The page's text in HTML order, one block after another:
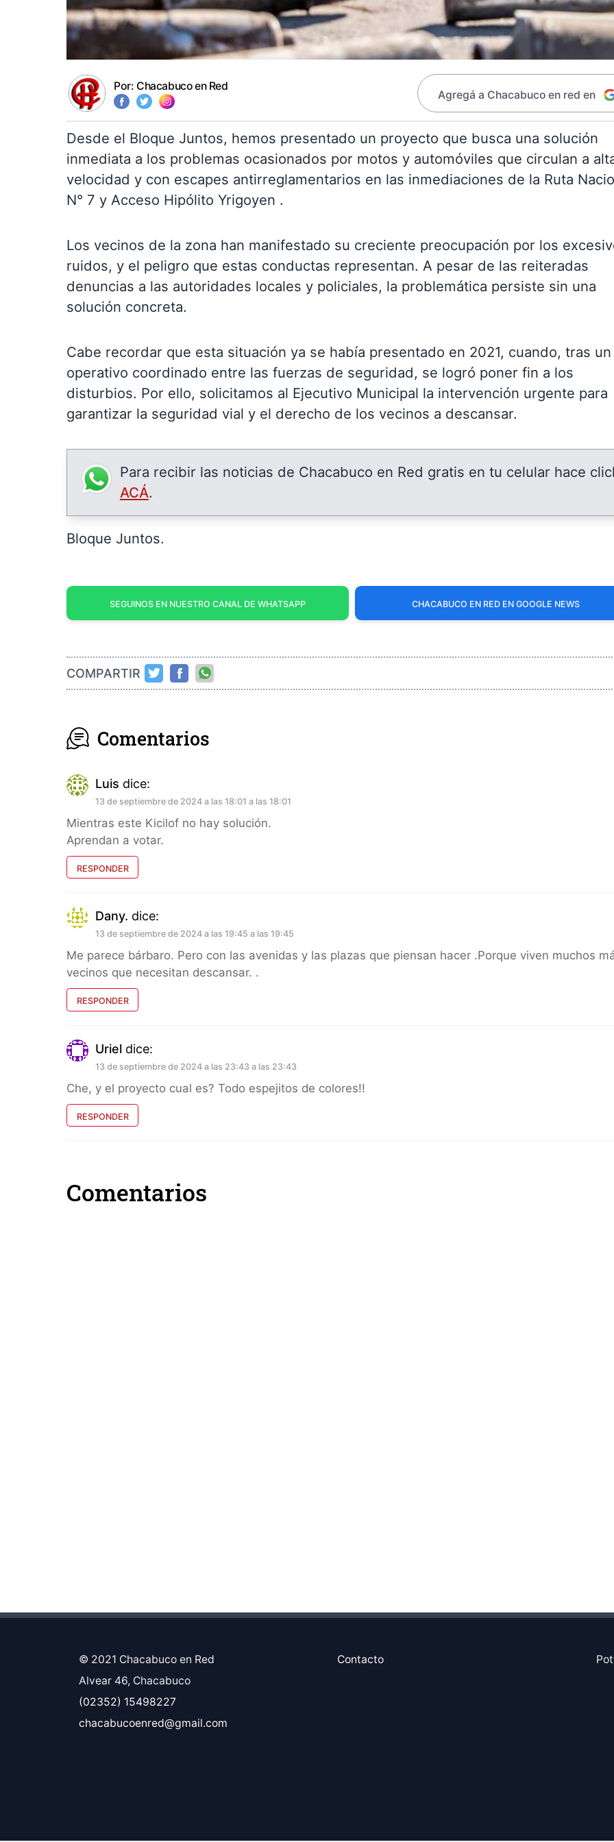
Por: Chacabuco en Red
Agregá a Chacabuco en red en
Desde el Bloque Juntos, hemos presentado un proyecto que busca una solución
inmediata a los problemas ocasionados por motos y automóviles que circulan a
velocidad y con escapes antirreglamentarios en las inmediaciones de la Ruta
N° 7 y Acceso Hipólito Yrigoyen .
Los vecinos de la zona han manifestado su creciente preocupación por los
ruidos, y el peligro que estas conductas representan. A pesar de las reiteradas
denuncias a las autoridades locales y policiales, la problemática persiste sin una
solución concreta.
Cabe recordar que esta situación ya se había presentado en 2021, cuando, tras un
operativo coordinado entre las fuerzas de seguridad, se logró poner fin a los
disturbios. Por ello, solicitamos al Ejecutivo Municipal la intervención urgente para
garantizar la seguridad vial y el derecho de los vecinos a descansar.
Para recibir las noticias de Chacabuco en Red gratis en tu celular hace
ACÁ.
Bloque Juntos.
SEGUINOS EN NUESTRO CANAL DE WHATSAPP CHACABUCO EN RED EN GOOGLE NEWS
COMPARTIR
Comentarios
Luis dice:
13 de septiembre de 2024 a las 18:01 a las 18:01
Mientras este Kicilof no hay solución.
Aprendan a votar.
RESPONDER
Dany. dice:
13 de septiembre de 2024 a las 19:45 a las 19:45
Me parece bárbaro. Pero con las avenidas y las plazas que piensan hacer .Porque viven muchos
vecinos que necesitan descansar. .
RESPONDER
Uriel dice:
13 de septiembre de 2024 a las 23:43 a las 23:43
Che, y el proyecto cual es? Todo espejitos de colores!!
RESPONDER
Comentarios
© 2021 Chacabuco en Red
Alvear 46, Chacabuco
(02352) 15498227
chacabucoenred@gmail.com
Contacto